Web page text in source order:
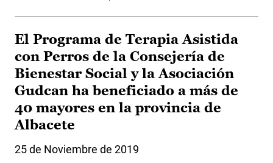
El Programa de Terapia Asistida
con Perros de la Consejería de
Bienestar Social y la Asociación
Gudcan ha beneficiado a más de
40 mayores en la provincia de
Albacete
25 de Noviembre de 2019